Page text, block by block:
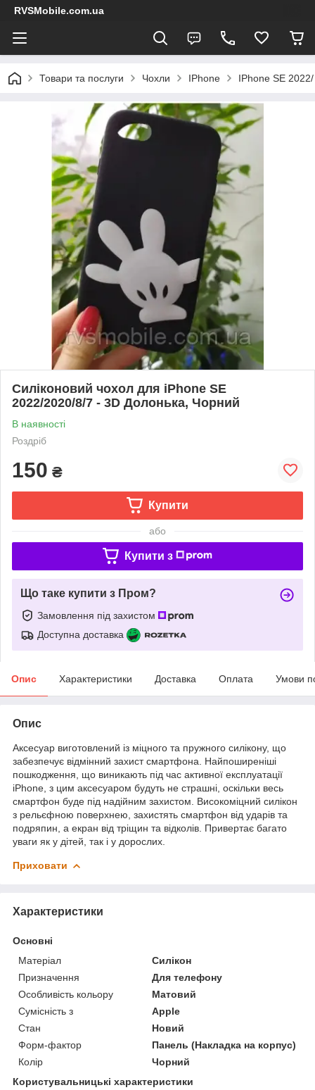
RVSMobile.com.ua
Товари та послуги Чохли IPhone IPhone SE
Силіконовий чохол для iPhone SE
2022/2020/8/7 - 3D Долонька, Чорний
В наявності
Роздріб
150 ₴
Купити
або
Купити з
Що таке купити з Пром?
Замовлення під захистом
Доступна доставка
Опис Характеристики Доставка Оплата Умови
Опис
Аксесуар виготовлений із міцного та пружного силікону, що
забезпечує відмінний захист смартфона. Найпоширеніші
пошкодження, що виникають під час активної експлуатації
iPhone, з цим аксесуаром будуть не страшні, оскільки весь
смартфон буде під надійним захистом. Високоміцний силікон
з рельєфною поверхнею, захистять смартфон від ударів та
подряпин, а екран від тріщин та відколів. Привертає багато
уваги як у дітей, так і у дорослих.
Приховати
Характеристики
Основні
Матеріал
Силікон
Призначення
Для телефону
Особливість кольору
Матовий
Сумісність з
Apple
Стан
Новий
Форм-фактор
Панель (Накладка на корпус)
Колір
Чорний
Користувальницькі характеристики